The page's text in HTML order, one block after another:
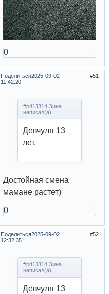
0
Поделиться 51
2025-09-02
11:42:20
#p413314,Зина
написал(а):
Девчуля 13
лет.
Достойная смена
мамане растет)
0
Поделиться 52
2025-09-02
12:32:35
#p413314,Зина
написал(а):
Девчуля 13